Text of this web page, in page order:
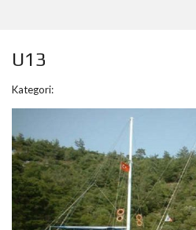
U13
Kategori: